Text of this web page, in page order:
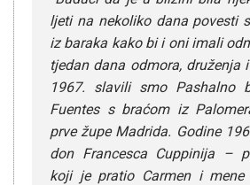
ljeti na nekoliko dana povesti
iz baraka kako bi i oni imali
tjedan dana odmora, druženja
1967. slavili smo Pashalno
Fuentes s braćom iz
prve župe Madrida. Godine
don Francesca Cuppinija –
koji je pratio Carmen i